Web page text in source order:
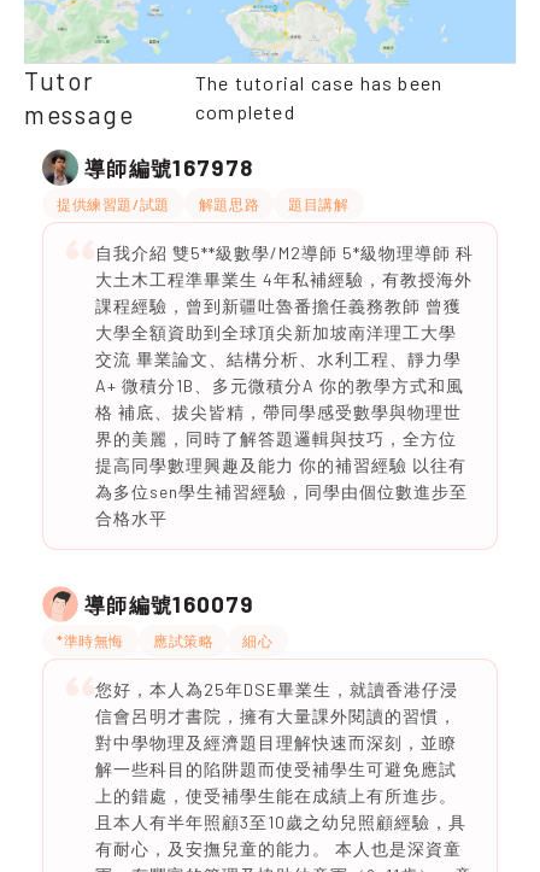
Tutor
message
The tutorial case has been
completed
導師編號167978
提供練習題/試題 解題思路 題目講解
自我介紹 雙5**級數學/M2導師 5*級物理導師 科
大土木工程準畢業生 4年私補經驗，有教授海外
課程經驗，曾到新疆吐魯番擔任義務教師 曾獲
大學全額資助到全球頂尖新加坡南洋理工大學
交流 畢業論文、結構分析、水利工程、靜力學
A+ 微積分1B、多元微積分A 你的教學方式和風
格 補底、拔尖皆精，帶同學感受數學與物理世
界的美麗，同時了解答題邏輯與技巧，全方位
提高同學數理興趣及能力 你的補習經驗 以往有
為多位sen學生補習經驗，同學由個位數進步至
合格水平
導師編號160079
*準時無悔 應試策略 細心
您好，本人為25年DSE畢業生，就讀香港仔浸
信會呂明才書院，擁有大量課外閱讀的習慣，
對中學物理及經濟題目理解快速而深刻，並瞭
解一些科目的陷阱題而使受補學生可避免應試
上的錯處，使受補學生能在成績上有所進步。
且本人有半年照顧3至10歲之幼兒照顧經驗，具
有耐心，及安撫兒童的能力。 本人也是深資童